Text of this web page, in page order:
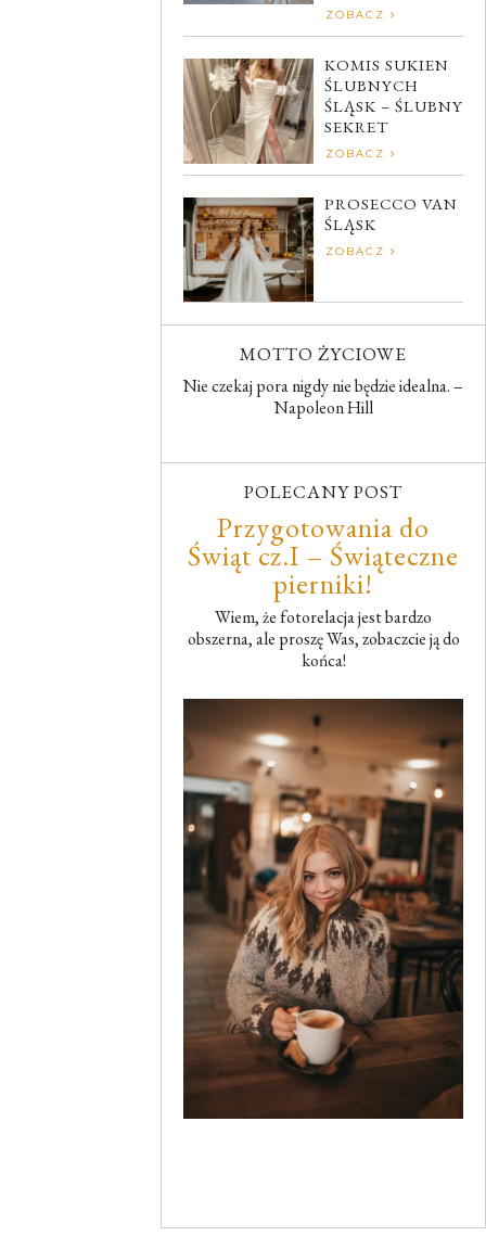
ZOBACZ
KOMIS SUKIEN
ŚLUBNYCH
ŚLĄSK – ŚLUBNY
SEKRET
ZOBACZ
PROSECCO VAN
ŚLĄSK
ZOBACZ
MOTTO ŻYCIOWE
Nie czekaj pora nigdy nie będzie idealna. –
Napoleon Hill
POLECANY POST
Przygotowania do
Świąt cz.I – Świąteczne
pierniki!
Wiem, że fotorelacja jest bardzo
obszerna, ale proszę Was, zobaczcie ją do
końca!